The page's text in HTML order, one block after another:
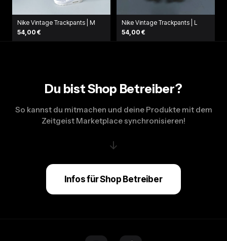
Nike Vintage Trackpants | M
54,00 €
Nike Vintage Trackpants | L
54,00 €
Du bist Shop Betreiber?
So kannst du mitmachen und deine Produkte mit dem
Zeitgeist Marketplace synchronisieren!
↓
Infos für Shop Betreiber